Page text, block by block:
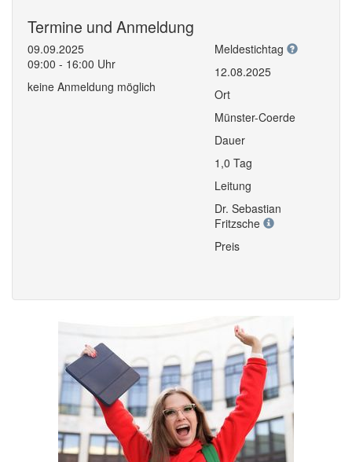
Termine und Anmeldung
09.09.2025
09:00 - 16:00 Uhr
keine Anmeldung möglich
Meldestichtag
12.08.2025
Ort
Münster-Coerde
Dauer
1,0 Tag
Leitung
Dr. Sebastian
Fritzsche
Preis